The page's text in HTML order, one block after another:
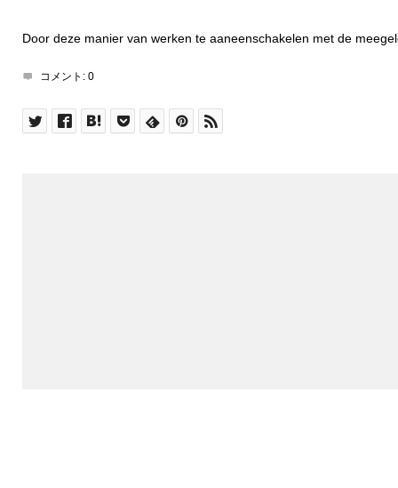
Door deze manier van werken te aaneenschakelen met de
コメント: 0